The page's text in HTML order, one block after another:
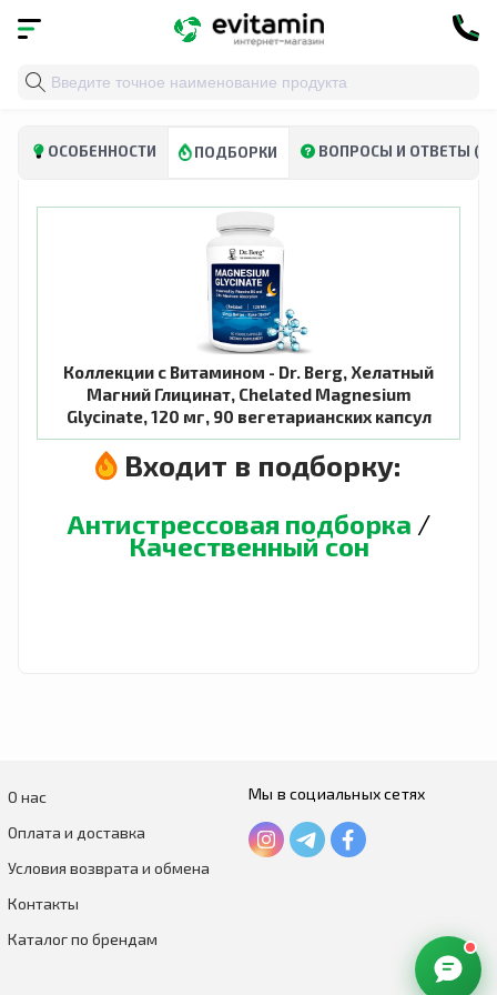
Главная Витамины и минералы
ОСОБЕННОСТИ ПОДБОРКИ ВОПРОСЫ И ОТВЕТЫ (0)
Коллекции с Витамином - Dr. Berg, Хелатный
Магний Глицинат, Chelated Magnesium
Glycinate, 120 мг, 90 вегетарианских капсул
Входит в подборку:
Антистрессовая подборка /
Качественный сон
О нас
Оплата и доставка
Условия возврата и обмена
Контакты
Каталог по брендам
Мы в социальных сетях